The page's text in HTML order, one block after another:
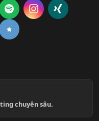
chuyên sâu.